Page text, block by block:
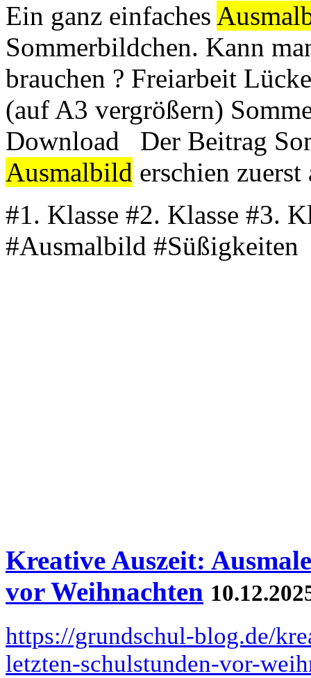
Ein ganz einfaches
Sommerbildchen. Kann
brauchen ? Freiarbeit
(auf A3 vergrößern)
Download Der Beitrag
Ausmalbild erschien
#1. Klasse #2. Klasse #3.
#Ausmalbild #Süßigkeiten
Kreative Auszeit:
vor Weihnachten
https://grundschul-blog.de/
letzten-schulstunden-vor-